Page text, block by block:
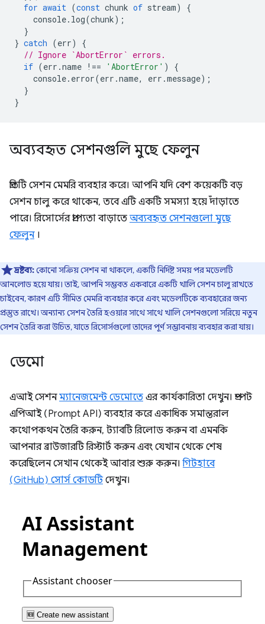
for await (const chunk of stream)
{
console. log(chunk);
}
} catch (err)
{
// Ignore `AbortError` errors.
if (err .name !== 'AbortError' )
{
console. error(err .name, err .message);
}
}
অব্যবহৃত সেশনগুলি মুছে ফেলুন
প্রতিটি সেশন মেমরি ব্যবহার করে। আপনি যদি বেশ কয়েকটি বড়
সেশন চালু করে থাকেন, তবে এটি একটি সমস্যা হয়ে দাঁড়াতে
পারে। রিসোর্সের প্রাপ্যতা বাড়াতে অব্যবহৃত সেশনগুলো মুছে
ফেলুন।
দ্রষ্টব্য:কোনো সক্রিয় সেশন না থাকলে, একটি নির্দিষ্ট সময় পর মডেলটি
আনলোড হয়ে যায়। তাই, আপনি সম্ভবত একবারে একটি খালি সেশন চালু রাখতে
চাইবেন, কারণ এটি সীমিত মেমরি ব্যবহার করে এবং মডেলটিকে ব্যবহারের জন্য
প্রস্তুত রাখে। অন্যান্য সেশন তৈরি হওয়ার সাথে সাথে খালি সেশনগুলো সরিয়ে নতুন
সেশন তৈরি করা উচিত, যাতে রিসোর্সগুলো তাদের পূর্ণ সম্ভাবনায় ব্যবহার করা যায়।
ডেমো
এআই সেশনম্যানেজমেন্ট ডেমোতে এর কার্যকারিতা দেখুন। প্রম্পট
এপিআই (Prompt API) ব্যবহার করে একাধিক সমান্তরাল
কথোপকথন তৈরি করুন, ট্যাবটি রিলোড করুন বা এমনকি
আপনার ব্রাউজারটি রিস্টার্ট করুন এবং যেখান থেকে শেষ
করেছিলেন সেখান থেকেই আবার শুরু করুন।গিটহাবে
(GitHub) সোর্স কোডটিদেখুন।